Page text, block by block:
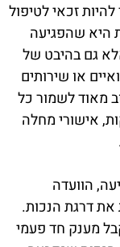
זכאי לטיפול
היא שהפגיעה
גם בהיבט של
או שירותים
מאוד לשמור כל
אישורי מחלה
הוועדה
את דרגת הנכות.
מענק חד פעמי